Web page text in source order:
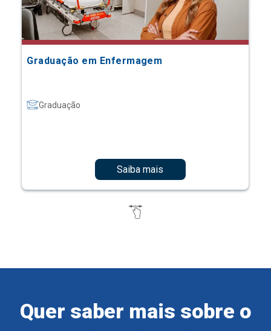
Graduação em Enfermagem
Graduação
Saiba mais
Quer saber mais sobre o